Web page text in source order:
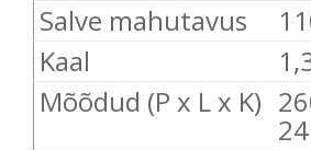
Salve mahutavus
Kaal
Mõõdud (P x L x K)